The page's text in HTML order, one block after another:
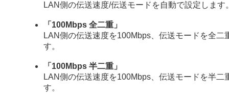
LAN側の伝送速度/伝送モードを自動で設定します
「100Mbps 全二重」
LAN側の伝送速度を100Mbps、伝送モードを全二
す。
「100Mbps 半二重」
LAN側の伝送速度を100Mbps、伝送モードを半二
す。